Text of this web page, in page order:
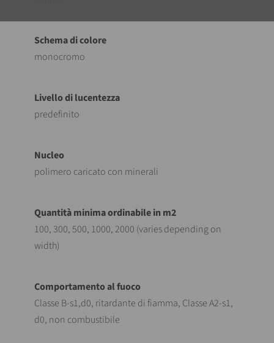
monocromo
predefinito
polimero caricato con minerali
100, 300, 500, 1000, 2000 (varies depending on
width)
Classe B-s1,d0, ritardante di fiamma, Classe A2-s1,
d0, non combustibile